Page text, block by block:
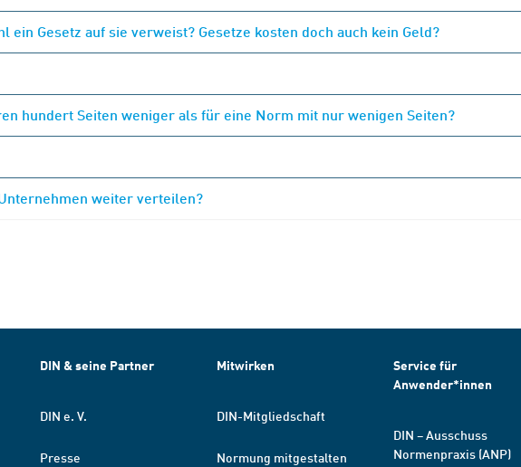
Gesetz auf sie verweist? Gesetze kosten doch auch kein Geld?
hundert Seiten weniger als für eine Norm mit nur wenigen Seiten?
weiter verteilen?
DIN & seine Partner
DIN e. V.
Presse
Mitwirken
DIN-Mitgliedschaft
Normung mitgestalten
Service für
Anwender*innen
DIN – Ausschuss
Normenpraxis (ANP)